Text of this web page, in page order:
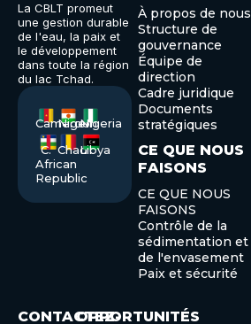
La CBLT promeut
une gestion durable
de l'eau, la paix et
le développement
dans toute la région
du lac Tchad.
Cameroon
NigerNigeria
C.
African
Republic
ChadLibya
À propos de nous
Structure de
gouvernance
Équipe de
direction
Cadre juridique
Documents
stratégiques
CE QUE NOUS
FAISONS
CE QUE NOUS
FAISONS
Contrôle de la
sédimentation et
de l'envasement
Paix et sécurité
CONTACTEZ-OPPORTUNITÉS